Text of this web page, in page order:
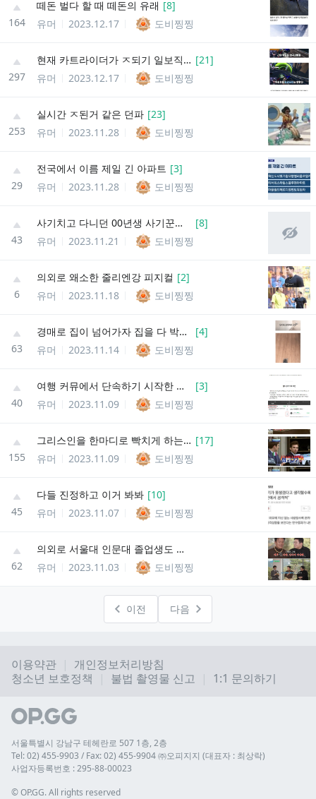
164
떼돈 벌다 할 때 떼돈의 유래 [8]
유머
2023.12.17 도비찡찡
297
현재 카트라이더가 ㅈ되기 일보직전인 이유 [21]
유머
2023.12.17 도비찡찡
253
실시간 ㅈ된거 같은 던파 [23]
유머
2023.11.28 도비찡찡
29
전국에서 이름 제일 긴 아파트 [3]
유머
2023.11.28 도비찡찡
43
사기치고 다니던 00년생 사기꾼의 최후 [8]
유머
2023.11.21 도비찡찡
6
의외로 왜소한 줄리엔강 피지컬 [2]
유머
2023.11.18 도비찡찡
63
경매로 집이 넘어가자 집을 다 박살내버림 [4]
유머
2023.11.14 도비찡찡
40
여행 커뮤에서 단속하기 시작한 행위 [3]
유머
2023.11.09 도비찡찡
155
그리스인을 한마디로 빡치게 하는 법 [17]
유머
2023.11.09 도비찡찡
45
다들 진정하고 이거 봐봐 [10]
유머
2023.11.07 도비찡찡
62
의외로 서울대 인문대 졸업생도 틀리는 표현
유머
2023.11.03 도비찡찡
이전 다음
이용약관
개인정보처리방침
청소년 보호정책
불법 촬영물 신고 1:1 문의하기
서울특별시 강남구 테헤란로 507 1층, 2층
Tel: 02) 455-9903 / Fax: 02) 455-9904 ㈜오피지지 (대표자 : 최상락)
사업자등록번호 : 295-88-00023
© OP.GG. All rights reserved